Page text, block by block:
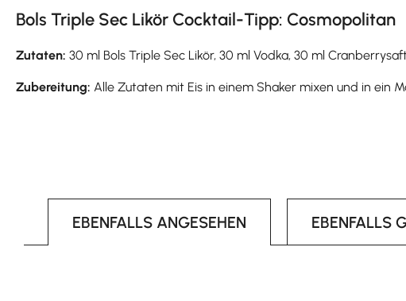
Bols Triple Sec Likör Cocktail-Tipp: Cosmopolitan
Zutaten: 30 ml Bols Triple Sec Likör, 30 ml Vodka, 30 ml
Zubereitung: Alle Zutaten mit Eis in einem Shaker mixen und in ein
EBENFALLS ANGESEHEN EBENFALLS